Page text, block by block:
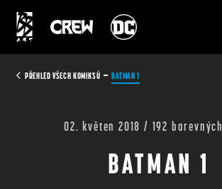
PŘEHLED VŠECH KOMIKSŮ BATMAN 1
02. květen 2018 / 192
BATMAN 1